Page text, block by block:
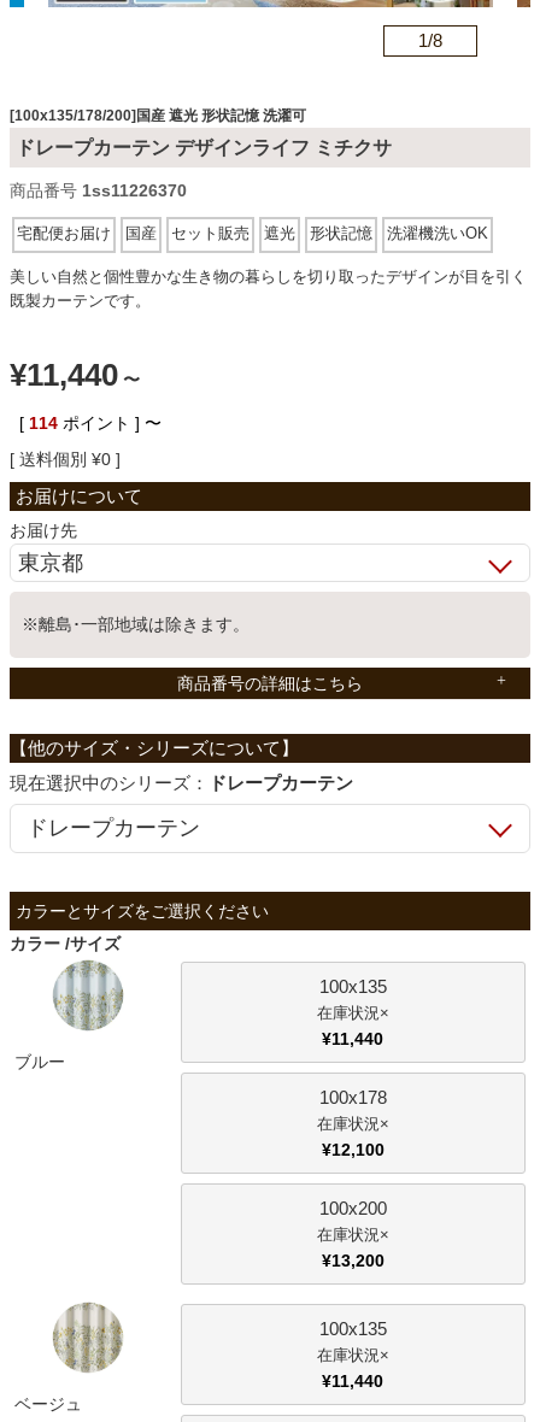
ダイニングテーブル・セット
椅子・チェア
食器棚・キッチン収納
こたつ
寝具
ファブリック
カーテン
生活用品
キッチン用品
1/8
[100x135/178/200]国産 遮光 形状記憶 洗濯可
ドレープカーテン デザインライフ ミチクサ
商品番号 1ss11226370
宅配便お届け 国産 セット販売 遮光 形状記憶 洗濯機洗いOK
美しい自然と個性豊かな生き物の暮らしを切り取ったデザインが目を引く
既製カーテンです。
¥11,440 〜
[ 114 ポイント ] 〜
送料個別 ¥0
お届け先
※離島･一部地域は除きます。
商品番号の詳細はこちら
シリーズ： ドレープカーテン
カラー サイズ
ブルー
100x135
×
¥11,440
100x178
×
¥12,100
100x200
×
¥13,200
ベージュ
100x135
×
¥11,440